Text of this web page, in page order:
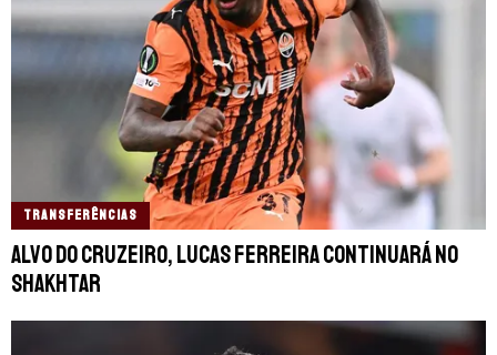
TRANSFERÊNCIAS
Alvo do Cruzeiro, Lucas Ferreira continuará no
Shakhtar